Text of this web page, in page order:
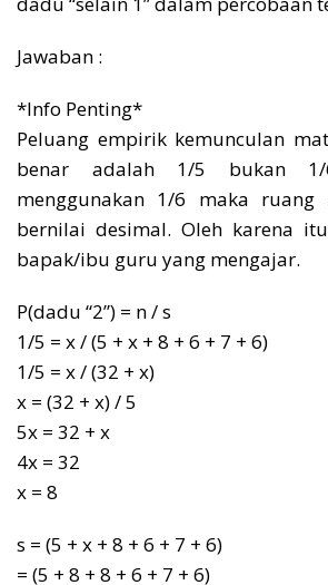
Jawaban :
*Info Penting*
Peluang empirik kemunculan
benar adalah 1/5 bukan
menggunakan 1/6 maka ruang
bernilai desimal. Oleh karena
bapak/ibu guru yang mengajar.
P(dadu “2”) = n / s
1/5 = x / (5 + x + 8 + 6 + 7 + 6)
1/5 = x / (32 + x)
x = (32 + x) / 5
5x = 32 + x
4x = 32
x = 8
s = (5 + x + 8 + 6 + 7 + 6)
= (5 + 8 + 8 + 6 + 7 + 6)